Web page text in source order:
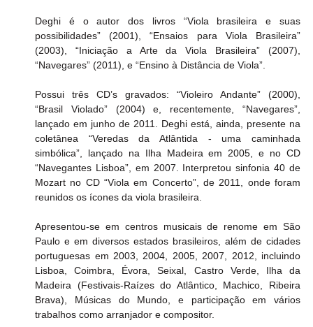
Deghi é o autor dos livros “Viola brasileira e suas
possibilidades” (2001), “Ensaios para Viola Brasileira”
(2003), “Iniciação a Arte da Viola Brasileira” (2007),
“Navegares” (2011), e “Ensino à Distância de Viola”.
Possui três CD’s gravados: “Violeiro Andante” (2000),
“Brasil Violado” (2004) e, recentemente, “Navegares”,
lançado em junho de 2011. Deghi está, ainda, presente na
coletânea “Veredas da Atlântida - uma caminhada
simbólica”, lançado na Ilha Madeira em 2005, e no CD
“Navegantes Lisboa”, em 2007. Interpretou sinfonia 40 de
Mozart no CD “Viola em Concerto”, de 2011, onde foram
reunidos os ícones da viola brasileira.
Apresentou-se em centros musicais de renome em São
Paulo e em diversos estados brasileiros, além de cidades
portuguesas em 2003, 2004, 2005, 2007, 2012, incluindo
Lisboa, Coimbra, Évora, Seixal, Castro Verde, Ilha da
Madeira (Festivais-Raízes do Atlântico, Machico, Ribeira
Brava), Músicas do Mundo, e participação em vários
trabalhos como arranjador e compositor.